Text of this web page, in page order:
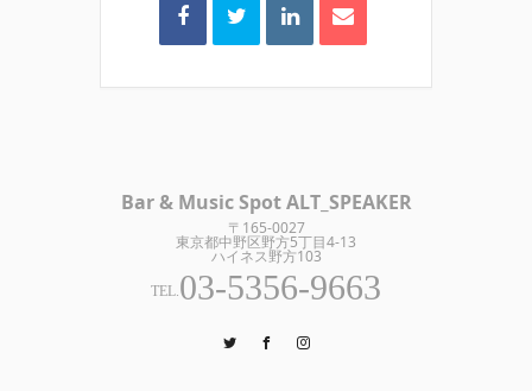
Bar & Music Spot ALT_SPEAKER
〒165-0027
東京都中野区野方5丁目4-13
ハイネス野方103
TEL.03-5356-9663
TwitterFacebook